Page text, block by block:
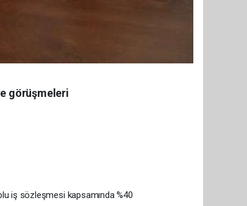
görüşmeleri
iş sözleşmesi kapsamında %40